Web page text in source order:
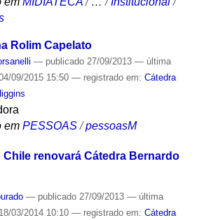
Rolim Capelato
— publicado27/09/2013 — última
09/2015 15:50 — registrado em: Cátedra
em PESSOAS /pessoasM
Chile renovará Cátedra Bernardo
— publicado27/09/2013 — última
03/2014 10:10 — registrado em: Cátedra